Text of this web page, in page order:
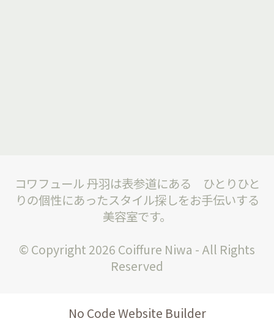
コワフュール 丹羽は表参道にある ひとりひと
りの個性にあったスタイル探しをお手伝いする
美容室です。
© Copyright 2026 Coiffure Niwa - All Rights
Reserved
No Code Website Builder